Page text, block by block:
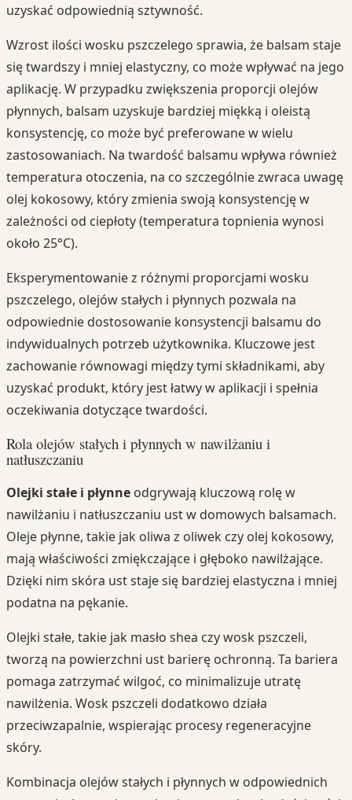
uzyskać odpowiednią sztywność.
Wzrost ilości wosku pszczelego sprawia, że balsam staje
się twardszy i mniej elastyczny, co może wpływać na jego
aplikację. W przypadku zwiększenia proporcji olejów
płynnych, balsam uzyskuje bardziej miękką i oleistą
konsystencję, co może być preferowane w wielu
zastosowaniach. Na twardość balsamu wpływa również
temperatura otoczenia, na co szczególnie zwraca uwagę
olej kokosowy, który zmienia swoją konsystencję w
zależności od ciepłoty (temperatura topnienia wynosi
około 25°C).
Eksperymentowanie z różnymi proporcjami wosku
pszczelego, olejów stałych i płynnych pozwala na
odpowiednie dostosowanie konsystencji balsamu do
indywidualnych potrzeb użytkownika. Kluczowe jest
zachowanie równowagi między tymi składnikami, aby
uzyskać produkt, który jest łatwy w aplikacji i spełnia
oczekiwania dotyczące twardości.
Rola olejów stałych i płynnych w nawilżaniu i
natłuszczaniu
Olejki stałe i płynne odgrywają kluczową rolę w
nawilżaniu i natłuszczaniu ust w domowych balsamach.
Oleje płynne, takie jak oliwa z oliwek czy olej kokosowy,
mają właściwości zmiękczające i głęboko nawilżające.
Dzięki nim skóra ust staje się bardziej elastyczna i mniej
podatna na pękanie.
Olejki stałe, takie jak masło shea czy wosk pszczeli,
tworzą na powierzchni ust barierę ochronną. Ta bariera
pomaga zatrzymać wilgoć, co minimalizuje utratę
nawilżenia. Wosk pszczeli dodatkowo działa
przeciwzapalnie, wspierając procesy regeneracyjne
skóry.
Kombinacja olejów stałych i płynnych w odpowiednich